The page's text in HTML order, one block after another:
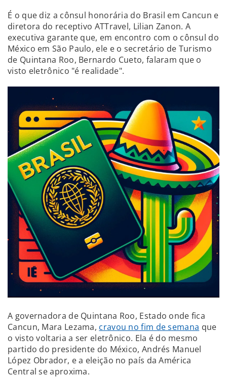
É o que diz a cônsul honorária do Brasil em Cancun e
diretora do receptivo ATTravel, Lilian Zanon. A
executiva garante que, em encontro com o cônsul do
México em São Paulo, ele e o secretário de Turismo
de Quintana Roo, Bernardo Cueto, falaram que o
visto eletrônico "é realidade".
A governadora de Quintana Roo, Estado onde fica
Cancun, Mara Lezama, cravou no fim de semana que
o visto voltaria a ser eletrônico. Ela é do mesmo
partido do presidente do México, Andrés Manuel
López Obrador, e a eleição no país da América
Central se aproxima.